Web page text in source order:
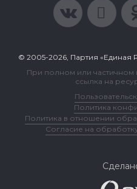
© 2005-2026, Партия «Единая
При полном или частичном
ссылка на
Политика
Политика в отношении
Согласие на